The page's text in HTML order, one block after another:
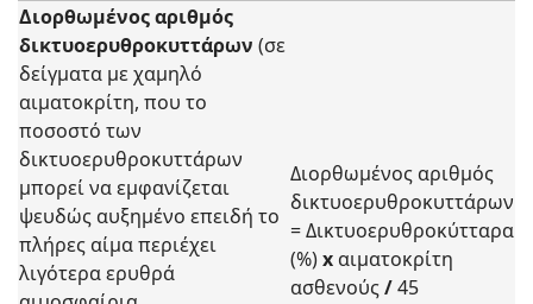
Διορθωμένος αριθμός
δικτυοερυθροκυττάρων (σε
δείγματα με χαμηλό
αιματοκρίτη, που το
ποσοστό των
δικτυοερυθροκυττάρων
μπορεί να εμφανίζεται
ψευδώς αυξημένο επειδή το
πλήρες αίμα περιέχει
λιγότερα ερυθρά
Διορθωμένος αριθμός
δικτυοερυθροκυττάρων
= Δικτυοερυθροκύτταρα
(%)x αιματοκρίτη
ασθενούς/45